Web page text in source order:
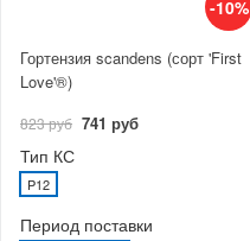
-10%
Гортензия scandens (сорт 'First
Love'®)
823 руб 741 руб
Тип КС
P12
Период поставки